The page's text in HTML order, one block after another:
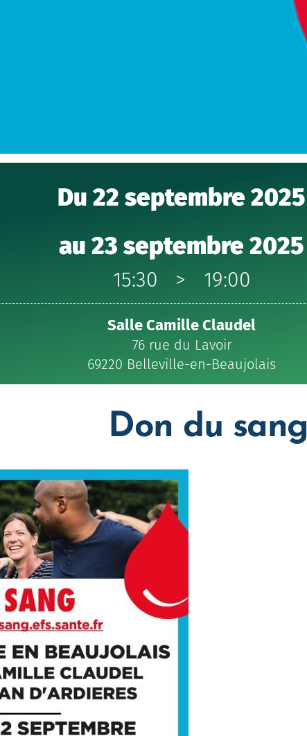
Du 22 septembre 2025
au 23 septembre 2025
15:30 > 19:00
Salle Camille Claudel
76 rue du Lavoir
69220 Belleville-en-Beaujolais
Don du sang